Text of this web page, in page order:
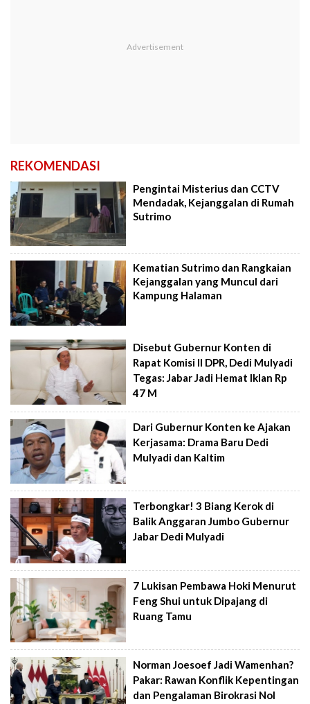
REKOMENDASI
Pengintai Misterius dan CCTV
Mendadak, Kejanggalan di Rumah
Sutrimo
Kematian Sutrimo dan Rangkaian
Kejanggalan yang Muncul dari
Kampung Halaman
Disebut Gubernur Konten di
Rapat Komisi II DPR, Dedi Mulyadi
Tegas: Jabar Jadi Hemat Iklan Rp
47 M
Dari Gubernur Konten ke Ajakan
Kerjasama: Drama Baru Dedi
Mulyadi dan Kaltim
Terbongkar! 3 Biang Kerok di
Balik Anggaran Jumbo Gubernur
Jabar Dedi Mulyadi
7 Lukisan Pembawa Hoki Menurut
Feng Shui untuk Dipajang di
Ruang Tamu
Norman Joesoef Jadi Wamenhan?
Pakar: Rawan Konflik Kepentingan
dan Pengalaman Birokrasi Nol